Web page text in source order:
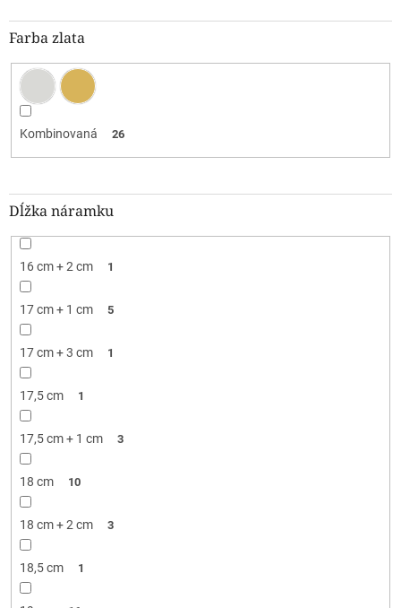
Farba zlata
Kombinovaná 26
Dĺžka náramku
16 cm + 2 cm 1
17 cm + 1 cm 5
17 cm + 3 cm 1
17,5 cm 1
17,5 cm + 1 cm 3
18 cm 10
18 cm + 2 cm 3
18,5 cm 1